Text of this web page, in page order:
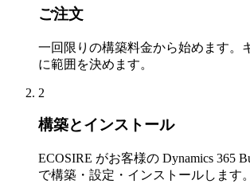
ご注文
一回限りの構築料金から始めます。
に範囲を決めます。
2
構築とインストール
ECOSIRE がお客様の Dynamics 365
で構築・設定・インストールします。